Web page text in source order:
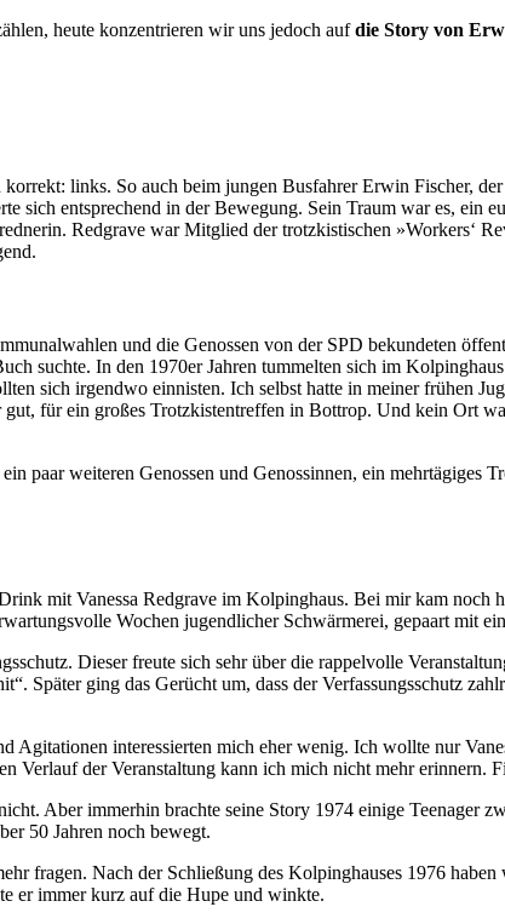
heute konzentrieren wir uns jedoch aufdie Story von
links. So auch beim jungen Busfahrer Erwin Fischer,
sich entsprechend in der Bewegung. Sein Traum war es, ein
Redgrave war Mitglied der trotzkistischen »Workers‘
und die Genossen von der SPD bekundeten
suchte. In den 1970er Jahren tummelten sich im
sich irgendwo einnisten. Ich selbst hatte in meiner frühen
für ein großes Trotzkistentreffen in Bottrop. Und kein Ort
paar weiteren Genossen und Genossinnen, ein mehrtägiges
mit Vanessa Redgrave im Kolpinghaus. Bei mir kam noch
Wochen jugendlicher Schwärmerei, gepaart mit
Dieser freute sich sehr über die rappelvolle
Später ging das Gerücht um, dass der Verfassungsschutz
interessierten mich eher wenig. Ich wollte nur
Verlauf der Veranstaltung kann ich mich nicht mehr erinnern.
Aber immerhin brachte seine Story 1974 einige Teenager
50 Jahren noch bewegt.
fragen. Nach der Schließung des Kolpinghauses 1976
er immer kurz auf die Hupe und winkte.